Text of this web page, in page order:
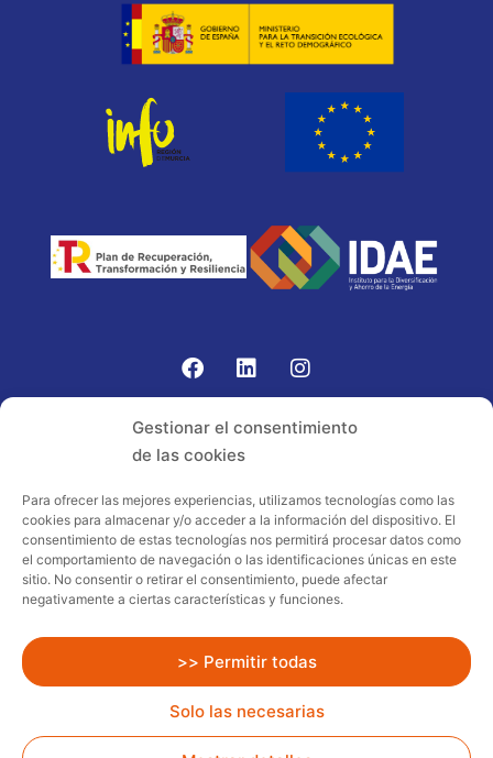
Gestionar el consentimiento
de las cookies
Para ofrecer las mejores experiencias, utilizamos tecnologías como las
cookies para almacenar y/o acceder a la información del dispositivo. El
consentimiento de estas tecnologías nos permitirá procesar datos como
el comportamiento de navegación o las identificaciones únicas en este
sitio. No consentir o retirar el consentimiento, puede afectar
negativamente a ciertas características y funciones.
>> Permitir todas
Solo las necesarias
Proyecto acogido al programa de
incentivos ligados al autoconsumo y
almacenamiento, con fuentes de energía
renovables, así como a la implantación
sector residencial en el marco del Plan
de Recuperación, Transformación y
Resiliencia, financiado por la Unión
Europea – NextGenerationEU